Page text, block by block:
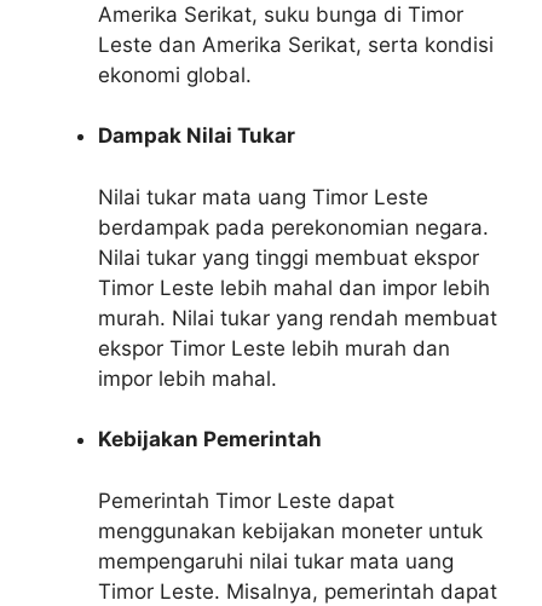
Amerika Serikat, suku bunga di Timor
Leste dan Amerika Serikat, serta kondisi
ekonomi global.
Dampak Nilai Tukar
Nilai tukar mata uang Timor Leste
berdampak pada perekonomian negara.
Nilai tukar yang tinggi membuat ekspor
Timor Leste lebih mahal dan impor lebih
murah. Nilai tukar yang rendah membuat
ekspor Timor Leste lebih murah dan
impor lebih mahal.
Kebijakan Pemerintah
Pemerintah Timor Leste dapat
menggunakan kebijakan moneter untuk
mempengaruhi nilai tukar mata uang
Timor Leste. Misalnya, pemerintah dapat